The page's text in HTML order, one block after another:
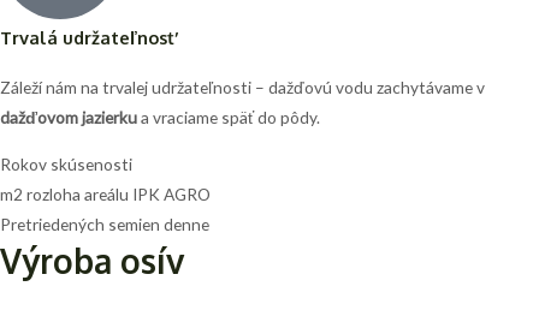
Trvalá udržateľnosť
Záleží nám na trvalej udržateľnosti – dažďovú vodu zachytávame v
dažďovom jazierkua vraciame späť do pôdy.
Rokov skúsenosti
m2 rozloha areálu IPK AGRO
Pretriedených semien denne
Výroba osív